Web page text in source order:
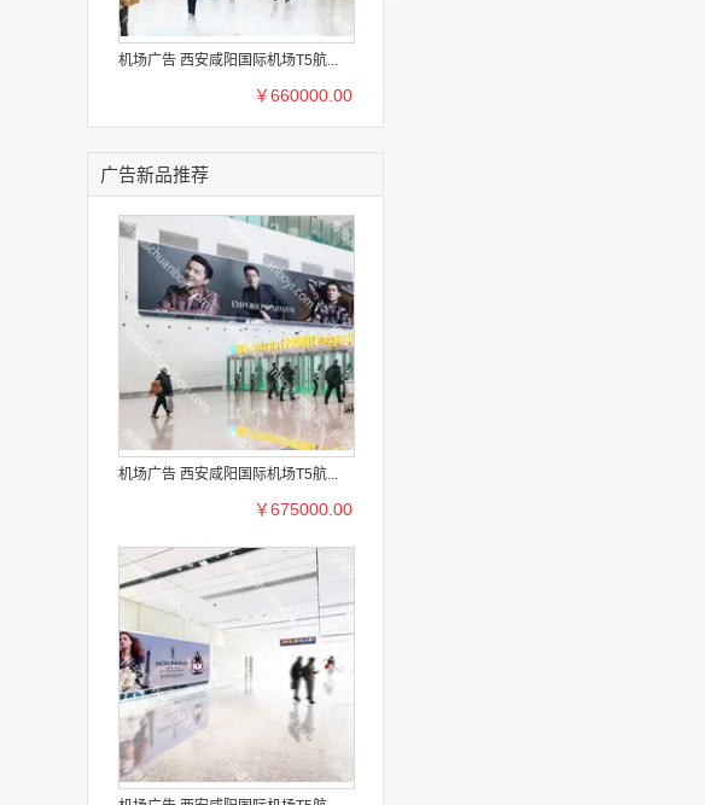
机场广告 西安咸阳国际机场T5航...
￥660000.00
广告新品推荐
机场广告 西安咸阳国际机场T5航...
￥675000.00